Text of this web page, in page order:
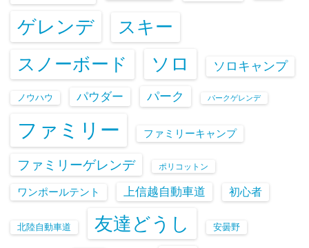
ゲレンデ
スキー
スノーボード
ソロ ソロキャンプ
ノウハウ パウダー パーク パークゲレンデ
ファミリー ファミリーキャンプ
ファミリーゲレンデ ポリコットン
ワンポールテント 上信越自動車道 初心者
北陸自動車道 友達どうし 安曇野